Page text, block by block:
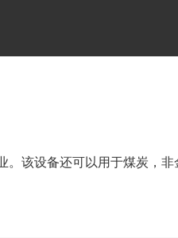
该设备还可以用于煤炭，